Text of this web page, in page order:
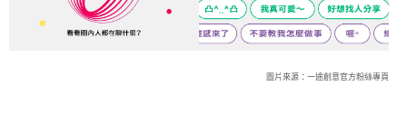
圖片來源：一途創意官方粉絲專頁